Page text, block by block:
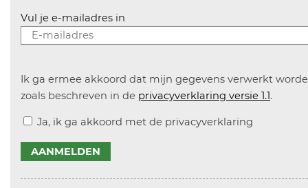
Vul je e-mailadres in
Ik ga ermee akkoord dat mijn gegevens verwerkt
zoals beschreven in de privacyverklaring versie 1.1.
Ja, ik ga akkoord met de privacyverklaring
AANMELDEN